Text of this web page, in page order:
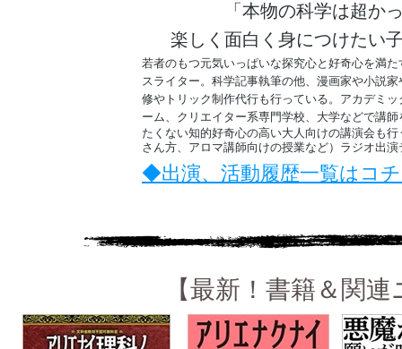
「本物の科学は超か
楽しく面白く身につけたい
若者のもつ元気いっぱいな探究心と好奇心を満
スライター。科学記事執筆の他、漫画家や小説
修やトリック制作代行も行っている。アカデミ
ーム、クリエイター系専門学校、大学などで講師
たくない知的好奇心の高い大人向けの講演会も
さん方、アロマ講師向けの授業など）ラジオ出
◆出演、活動履歴一覧はコ
【最新！書籍＆関